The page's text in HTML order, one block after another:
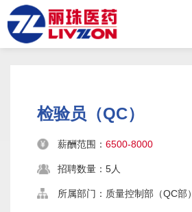
校园招聘
检验员（QC）
薪酬范围： 6500-8000
招聘数量：5人
所属部门：质量控制部（QC部）